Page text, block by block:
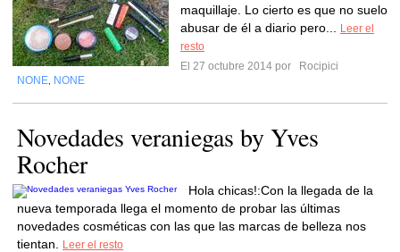
maquillaje. Lo cierto es que no suelo
abusar de él a diario pero...
Leer el
resto
El 27 octubre 2014 por
Rocipici
NONE NONE
Novedades veraniegas by Yves
Rocher
Hola chicas!:Con la llegada de la
nueva temporada llega el momento de probar las últimas
novedades cosméticas con las que las marcas de belleza nos
tientan.
Leer el resto